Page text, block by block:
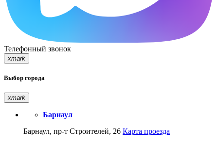
Телефонный звонок
xmark
Выбор города
xmark
Барнаул
Барнаул, пр-т Строителей, 26 Карта проезда